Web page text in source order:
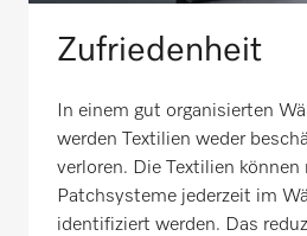
Zufriedenheit
In einem gut organisierten
werden Textilien weder
verloren. Die Textilien
Patchsysteme jederzeit im
identifiziert werden. Das